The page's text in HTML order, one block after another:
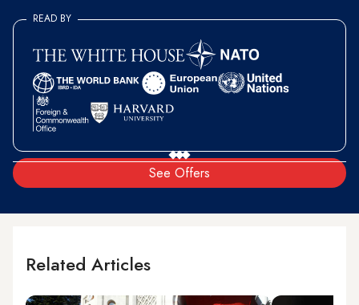
See Offers
READ BY
Related Articles